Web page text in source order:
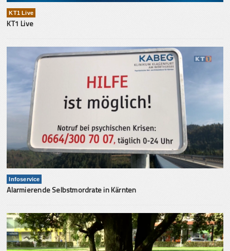
KT1 Live
KT1 Live
Infoservice
Alarmierende Selbstmordrate in Kärnten